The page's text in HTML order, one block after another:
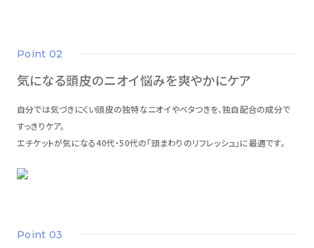
point 02
気になる頭皮のニオイ悩みを爽やかにケア
自分では気づきにくい頭皮の独特なニオイやベタつきを、独自配合の成分で
すっきりケア。
エチケットが気になる40代・50代の「頭まわりのリフレッシュ」に最適です。
point 03